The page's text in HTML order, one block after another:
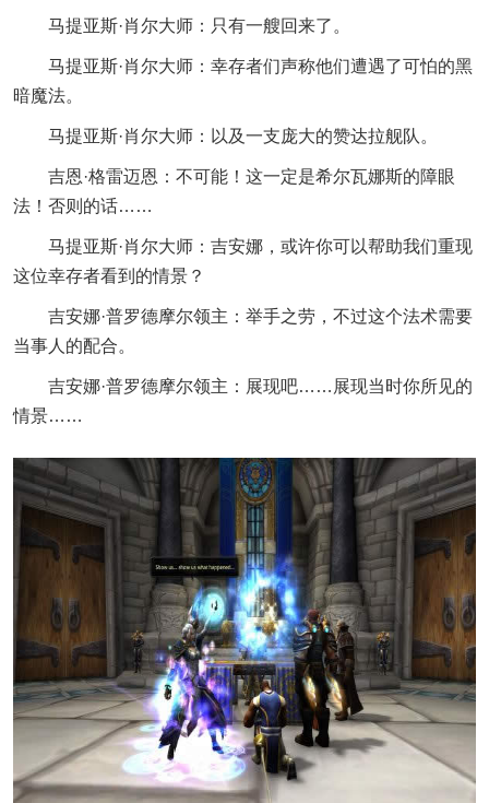
马提亚斯·肖尔大师：只有一艘回来了。
马提亚斯·肖尔大师：幸存者们声称他们遭遇了可怕的黑
暗魔法。
马提亚斯·肖尔大师：以及一支庞大的赞达拉舰队。
吉恩·格雷迈恩：不可能！这一定是希尔瓦娜斯的障眼
法！否则的话……
马提亚斯·肖尔大师：吉安娜，或许你可以帮助我们重现
这位幸存者看到的情景？
吉安娜·普罗德摩尔领主：举手之劳，不过这个法术需要
当事人的配合。
吉安娜·普罗德摩尔领主：展现吧……展现当时你所见的
情景……